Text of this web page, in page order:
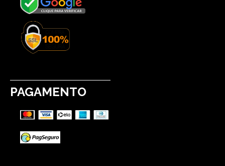
PAGAMENTO